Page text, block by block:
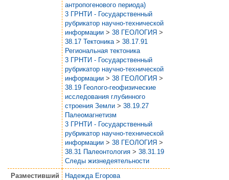
антропогенового периода)
3 ГРНТИ - Государственный
рубрикатор научно-технической
информации > 38 ГЕОЛОГИЯ >
38.17 Тектоника > 38.17.91
Региональная тектоника
3 ГРНТИ - Государственный
рубрикатор научно-технической
информации > 38 ГЕОЛОГИЯ >
38.19 Геолого-геофизические
исследования глубинного
строения Земли > 38.19.27
Палеомагнетизм
3 ГРНТИ - Государственный
рубрикатор научно-технической
информации > 38 ГЕОЛОГИЯ >
38.31 Палеонтология > 38.31.19
Следы жизнедеятельности
Разместивший
Надежда Егорова